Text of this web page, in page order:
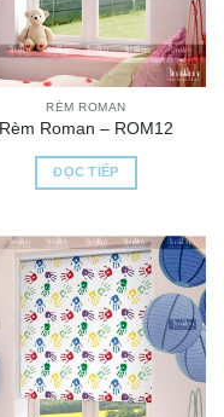
RÈM ROMAN
Rèm Roman – ROM12
ĐỌC TIẾP